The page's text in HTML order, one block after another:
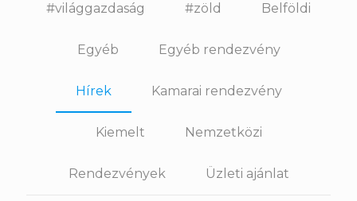
#világgazdaság #zöld Belföldi
Egyéb Egyéb rendezvény
Hírek Kamarai rendezvény
Kiemelt Nemzetközi
Rendezvények Üzleti ajánlat